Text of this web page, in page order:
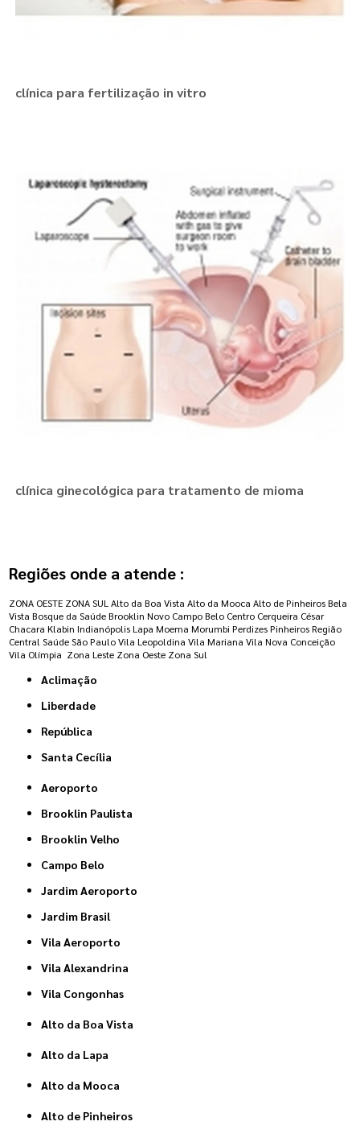
clínica para fertilização in vitro
clínica ginecológica para tratamento de mioma
Regiões onde a atende :
ZONA OESTE ZONA SUL Alto da Boa Vista Alto da Mooca Alto de Pinheiros Bela
Vista Bosque da Saúde Brooklin Novo Campo Belo Centro Cerqueira César
Chacara Klabin Indianópolis Lapa Moema Morumbi Perdizes Pinheiros Região
Central Saúde São Paulo Vila Leopoldina Vila Mariana Vila Nova Conceição
Vila Olímpia Zona Leste Zona Oeste Zona Sul
Aclimação
Liberdade
República
Santa Cecília
Aeroporto
Brooklin Paulista
Brooklin Velho
Campo Belo
Jardim Aeroporto
Jardim Brasil
Vila Aeroporto
Vila Alexandrina
Vila Congonhas
Alto da Boa Vista
Alto da Lapa
Alto da Mooca
Alto de Pinheiros